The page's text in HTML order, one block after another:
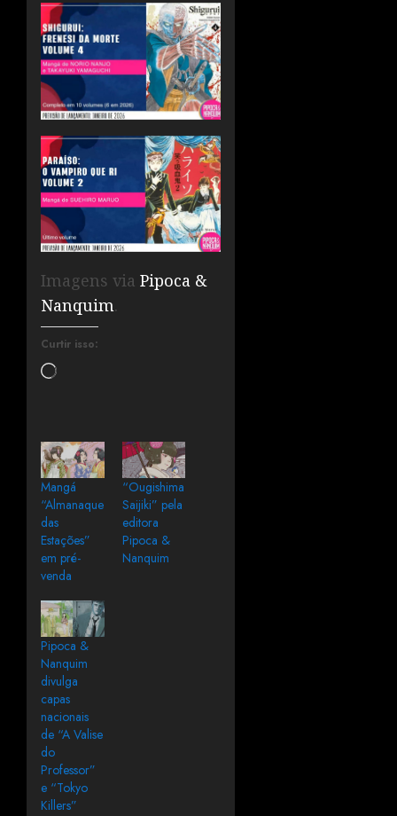
Imagens via Pipoca &
Nanquim.
Curtir isso:
Mangá
“Almanaque
das
Estações”
em pré-
venda
“Ougishima
Saijiki” pela
editora
Pipoca &
Nanquim
Pipoca &
Nanquim
divulga
capas
nacionais
de “A Valise
do
Professor”
e “Tokyo
Killers”